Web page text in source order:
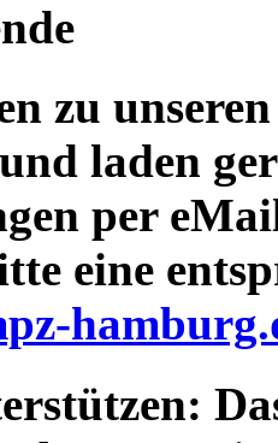
zu
laden
per
eine